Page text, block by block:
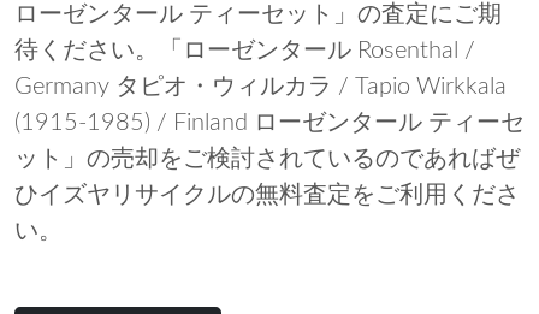
ローゼンタール ティーセット」の査定にご期
待ください。「ローゼンタール Rosenthal /
Germany タピオ・ウィルカラ / Tapio Wirkkala
(1915-1985) / Finland ローゼンタール ティーセ
ット」の売却をご検討されているのであればぜ
ひイズヤリサイクルの無料査定をご利用くださ
い。